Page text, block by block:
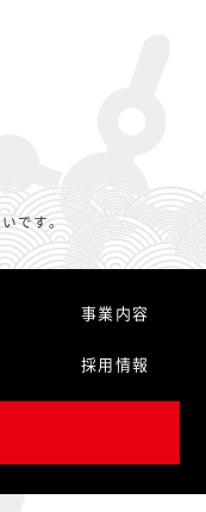
です。
事業内容
採用情報